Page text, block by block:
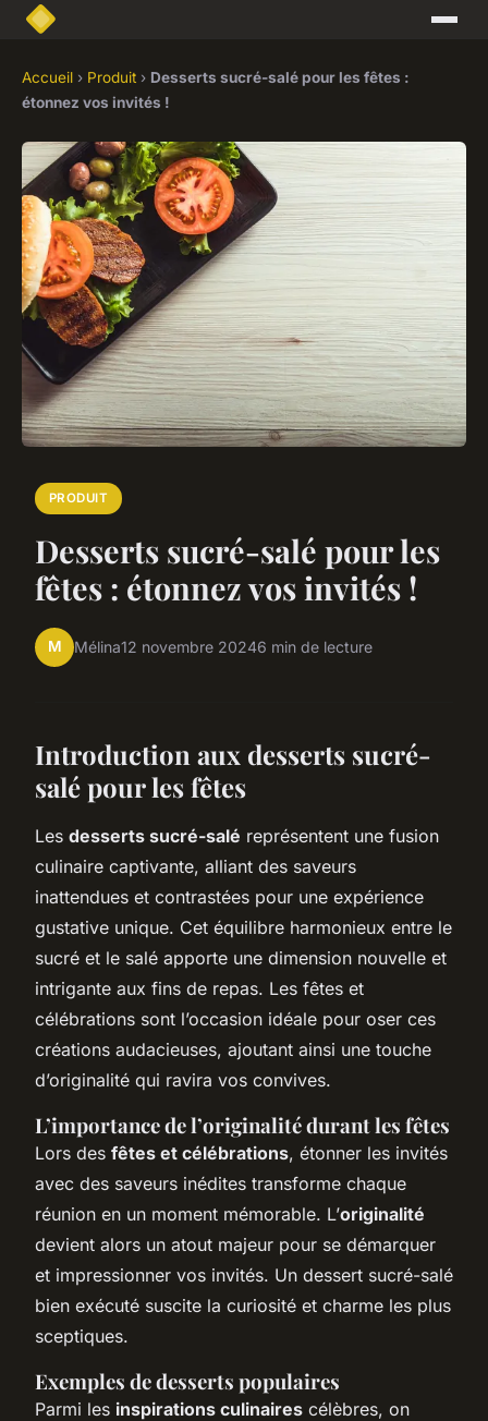
Accueil › Produit › Desserts sucré-salé pour les fêtes :
étonnez vos invités !
PRODUIT
Desserts sucré-salé pour les
fêtes : étonnez vos invités !
M Mélina12 novembre 20246 min de lecture
Introduction aux desserts sucré-
salé pour les fêtes
Les desserts sucré-salé représentent une fusion
culinaire captivante, alliant des saveurs
inattendues et contrastées pour une expérience
gustative unique. Cet équilibre harmonieux entre le
sucré et le salé apporte une dimension nouvelle et
intrigante aux fins de repas. Les fêtes et
célébrations sont l’occasion idéale pour oser ces
créations audacieuses, ajoutant ainsi une touche
d’originalité qui ravira vos convives.
L’importance de l’originalité durant les fêtes
Lors des fêtes et célébrations, étonner les invités
avec des saveurs inédites transforme chaque
réunion en un moment mémorable. L’originalité
devient alors un atout majeur pour se démarquer
et impressionner vos invités. Un dessert sucré-salé
bien exécuté suscite la curiosité et charme les plus
sceptiques.
Exemples de desserts populaires
Parmi les inspirations culinaires célèbres, on